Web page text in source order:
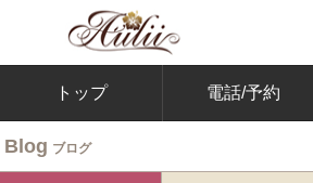
トップ 電話/予約
Blog ブログ